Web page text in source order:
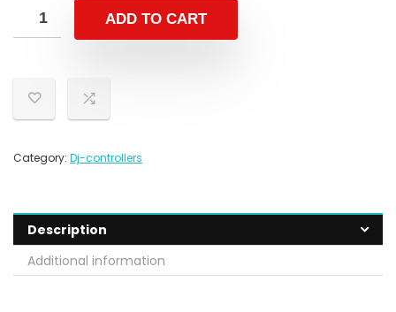
ADD TO CART
Category: Dj-controllers
Description
Additional information